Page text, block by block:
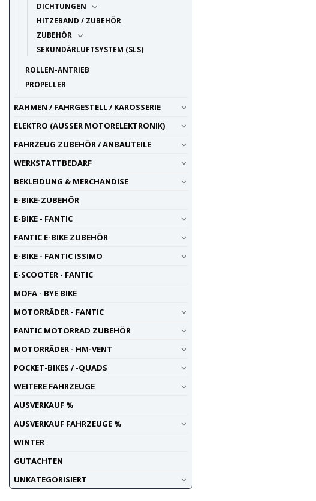
DICHTUNGEN
HITZEBAND / ZUBEHÖR
ZUBEHÖR
SEKUNDÄRLUFTSYSTEM (SLS)
ROLLEN-ANTRIEB
PROPELLER
RAHMEN / FAHRGESTELL / KAROSSERIE
ELEKTRO (AUSSER MOTORELEKTRONIK)
FAHRZEUG ZUBEHÖR / ANBAUTEILE
WERKSTATTBEDARF
BEKLEIDUNG & MERCHANDISE
E-BIKE-ZUBEHÖR
E-BIKE - FANTIC
FANTIC E-BIKE ZUBEHÖR
E-BIKE - FANTIC ISSIMO
E-SCOOTER - FANTIC
MOFA - BYE BIKE
MOTORRÄDER - FANTIC
FANTIC MOTORRAD ZUBEHÖR
MOTORRÄDER - HM-VENT
POCKET-BIKES / -QUADS
WEITERE FAHRZEUGE
AUSVERKAUF %
AUSVERKAUF FAHRZEUGE %
WINTER
GUTACHTEN
UNKATEGORISIERT